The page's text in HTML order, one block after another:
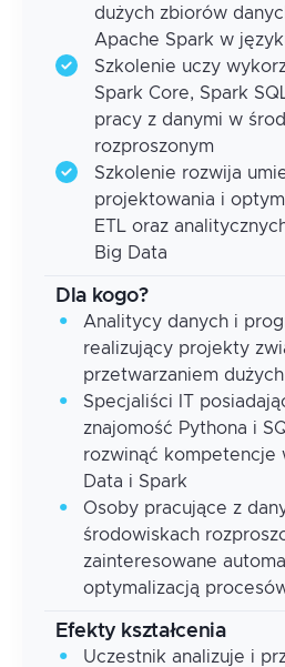
dużych zbiorów
Apache Spark w
Szkolenie uczy
Spark Core, Spark
pracy z danymi w
rozproszonym
Szkolenie rozwija
projektowania i
ETL oraz
Big Data
Dla kogo?
Analitycy danych i
realizujący projekty
przetwarzaniem
Specjaliści IT
znajomość Pythona i
rozwinąć kompetencje
Data i Spark
Osoby pracujące z
środowiskach
zainteresowane
optymalizacją
Efekty kształcenia
Uczestnik analizuje i